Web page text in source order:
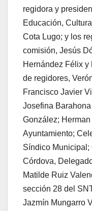
regidora y
Educación,
Cota Lugo; y los
comisión, Jesús
Hernández Félix
de regidores,
Francisco Javier
Josefina
González;
Ayuntamiento;
Síndico Municipal;
Córdova,
Matilde Ruiz
sección 28 del
Jazmín Mungarro